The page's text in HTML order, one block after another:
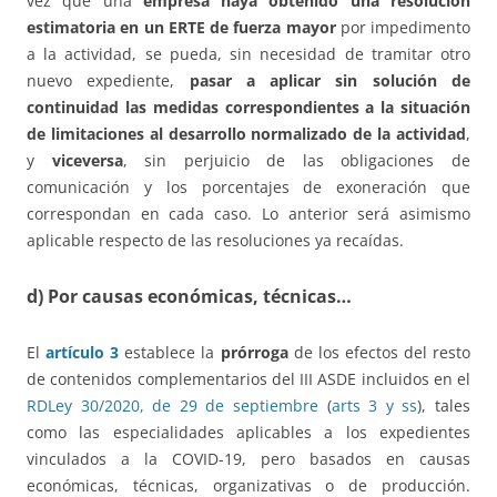
estimatoria en un ERTE de fuerza mayorpor impedimento
a la actividad, se pueda, sin necesidad de tramitar otro
nuevo expediente, pasar a aplicar sin solución de
continuidad las medidas correspondientes a la situación
de limitaciones al desarrollo normalizado de la actividad,
y viceversa, sin perjuicio de las obligaciones de
comunicación y los porcentajes de exoneración que
correspondan en cada caso. Lo anterior será asimismo
aplicable respecto de las resoluciones ya recaídas.
d) Por causas económicas, técnicas…
Elartículo 3 establece la prórrogade los efectos del resto
de contenidos complementarios del III ASDE incluidos en el
RDLey 30/2020, de 29 de septiembre (arts 3 y ss), tales
como las especialidades aplicables a los expedientes
vinculados a la COVID-19, pero basados en causas
económicas, técnicas, organizativas o de producción.